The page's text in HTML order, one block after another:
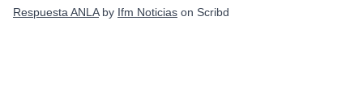
Respuesta ANLAby Ifm Noticias on Scribd